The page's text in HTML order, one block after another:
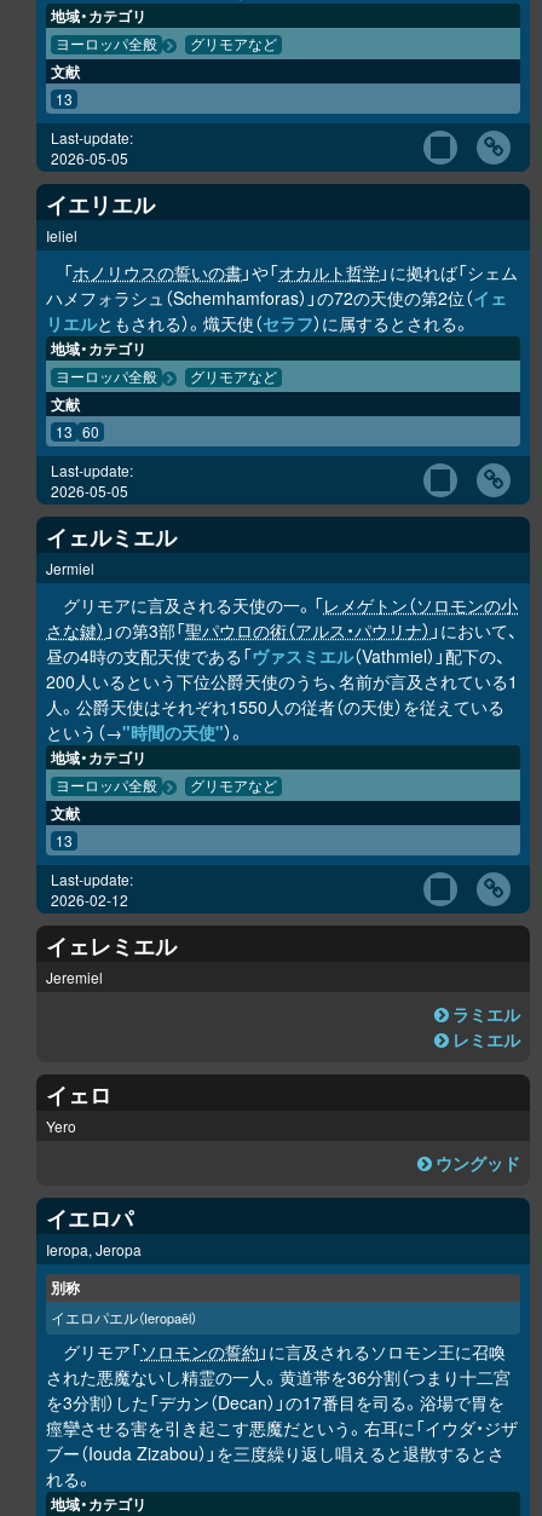
地域・カテゴリ
ヨーロッパ全般 グリモアなど
文献
13
Last-update:
2026-05-05
イエリエル
Ieliel
「ホノリウスの誓いの書」や「オカルト哲学」に拠れば「シェム
ハメフォラシュ（Schemhamforas）」の72の天使の第2位（イェ
リエルともされる）。熾天使（セラフ）に属するとされる。
地域・カテゴリ
ヨーロッパ全般 グリモアなど
文献
13 60
Last-update:
2026-05-05
イェルミエル
Jermiel
グリモアに言及される天使の一。「レメゲトン（ソロモンの小
さな鍵） 」の第3部「聖パウロの術（アルス・パウリナ） 」において、
昼の4時の支配天使である「ヴァスミエル（Vathmiel）」配下の、
200人いるという下位公爵天使のうち、名前が言及されている1
人。公爵天使はそれぞれ1550人の従者（の天使）を従えている
という（→"時間の天使"）。
地域・カテゴリ
ヨーロッパ全般 グリモアなど
文献
13
Last-update:
2026-02-12
イェレミエル
Jeremiel
ラミエル
レミエル
イェロ
Yero
ウングッド
イエロパ
Ieropa, Jeropa
別称
イエロパエル（Ieropaēl）
グリモア「ソロモンの誓約 」に言及されるソロモン王に召喚
された悪魔ないし精霊の一人。黄道帯を36分割（つまり十二宮
を3分割）した「デカン（Decan）」の17番目を司る。浴場で胃を
痙攣させる害を引き起こす悪魔だという。右耳に「イウダ・ジザ
ブー（Iouda Zizabou）」を三度繰り返し唱えると退散するとさ
れる。
地域・カテゴリ